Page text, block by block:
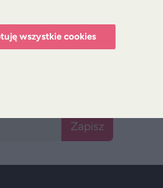
Zapisz
wszystkie cookies